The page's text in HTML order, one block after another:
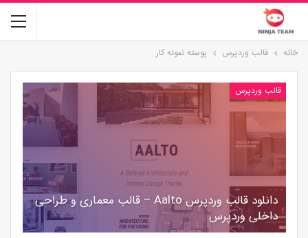
خانه قالب وردپرس پوسته نمونه کار
قالب وردپرس
دانلود قالب وردپرس Aalto – قالب معماری و طراحی
داخلی وردپرس